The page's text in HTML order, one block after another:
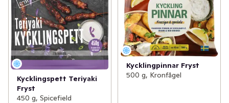
Kycklingspett Teriyaki
Fryst
450 g, Spicefield
Kycklingpinnar Fryst
500 g, Kronfågel